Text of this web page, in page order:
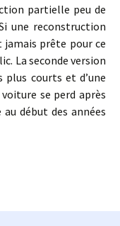
partielle peu de
une reconstruction
prête pour ce
La seconde version
plus courts et d’une
se perd après
début des années